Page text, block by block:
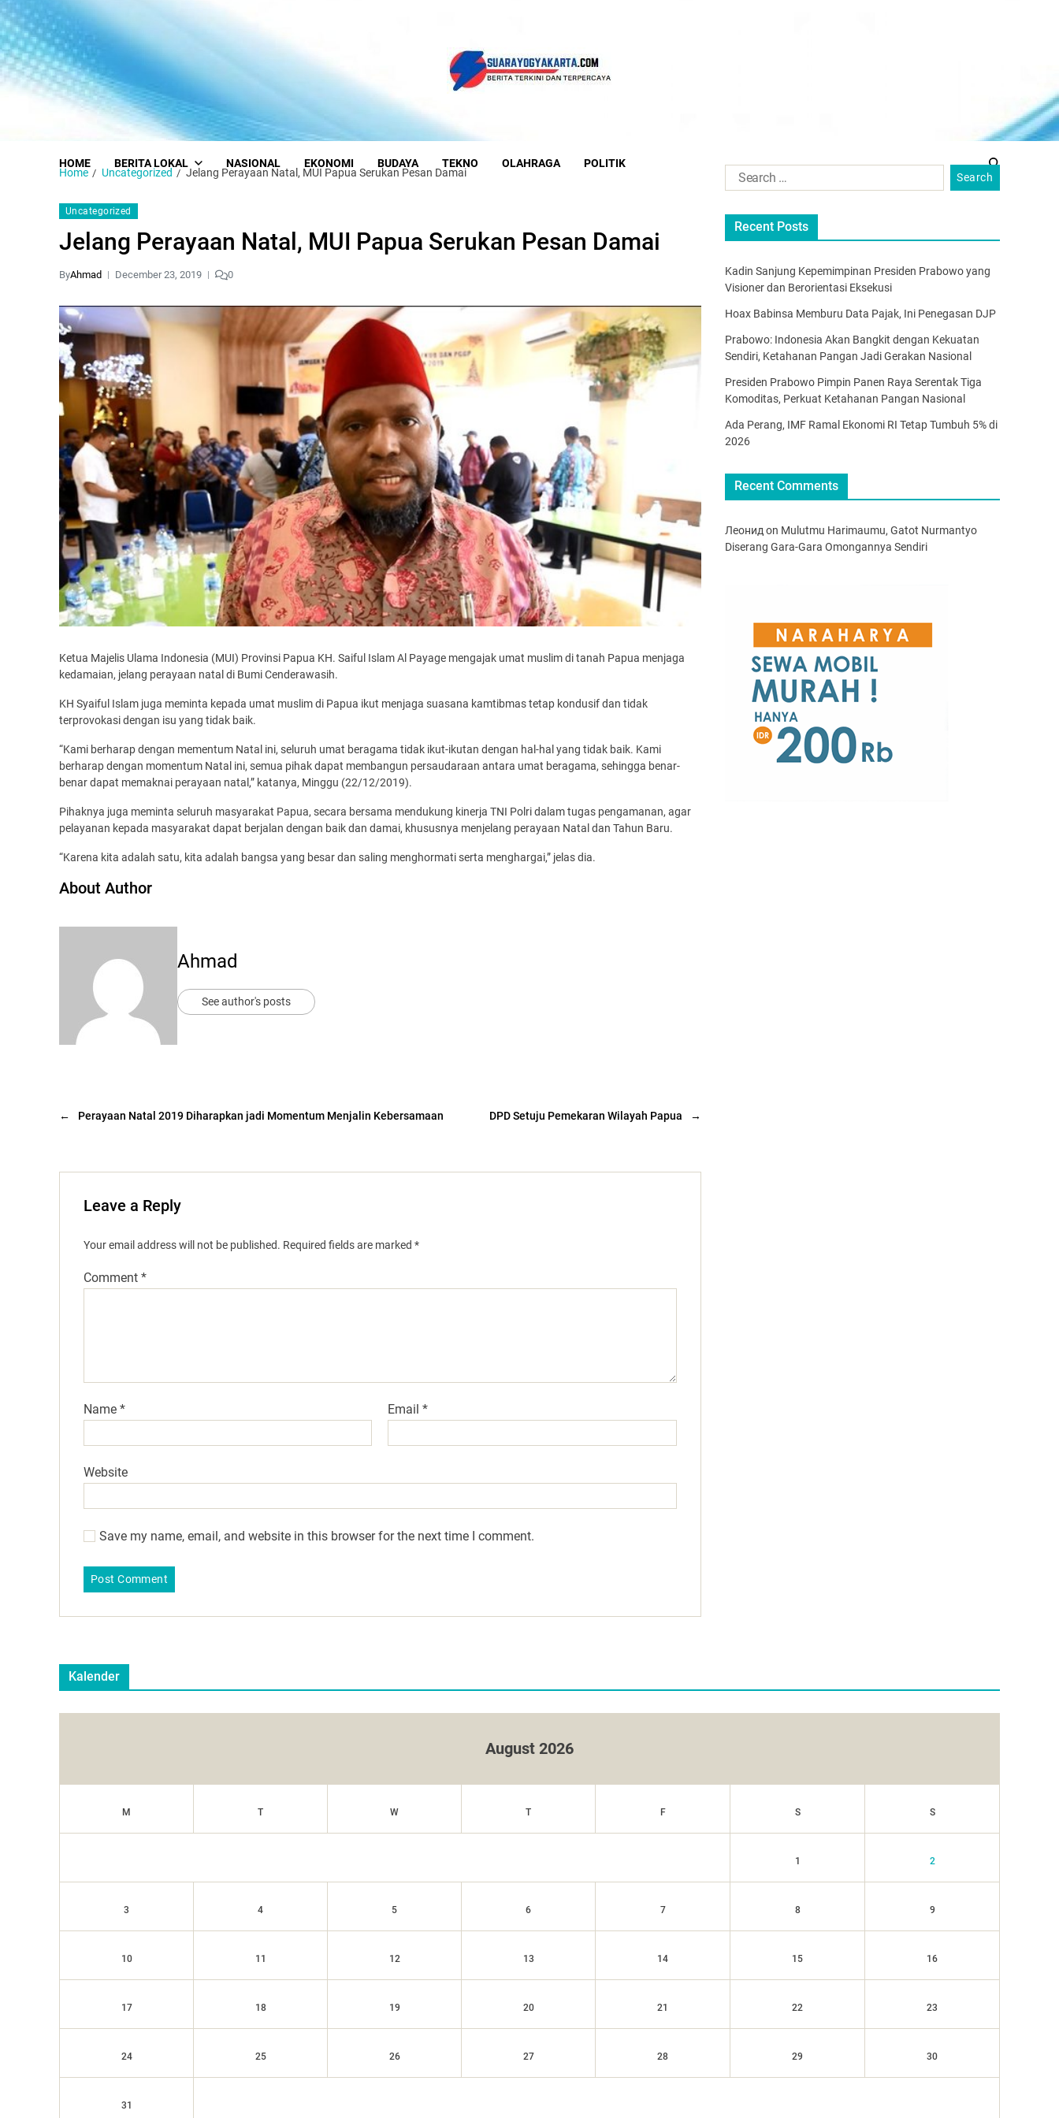
HOME BERITA LOKAL NASIONAL EKONOMI BUDAYA TEKNO OLAHRAGA POLITIK
Home Uncategorized Jelang Perayaan Natal, MUI Papua Serukan Pesan Damai
Uncategorized
Jelang Perayaan Natal, MUI Papua Serukan Pesan Damai
ByAhmad December 23, 2019 0
Ketua Majelis Ulama Indonesia (MUI) Provinsi Papua KH. Saiful Islam Al Payage mengajak umat muslim di tanah Papua menjaga
kedamaian, jelang perayaan natal di Bumi Cenderawasih.
KH Syaiful Islam juga meminta kepada umat muslim di Papua ikut menjaga suasana kamtibmas tetap kondusif dan tidak
terprovokasi dengan isu yang tidak baik.
“Kami berharap dengan mementum Natal ini, seluruh umat beragama tidak ikut-ikutan dengan hal-hal yang tidak baik. Kami
berharap dengan momentum Natal ini, semua pihak dapat membangun persaudaraan antara umat beragama, sehingga benar-
benar dapat memaknai perayaan natal,” katanya, Minggu (22/12/2019).
Pihaknya juga meminta seluruh masyarakat Papua, secara bersama mendukung kinerja TNI Polri dalam tugas pengamanan, agar
pelayanan kepada masyarakat dapat berjalan dengan baik dan damai, khususnya menjelang perayaan Natal dan Tahun Baru.
“Karena kita adalah satu, kita adalah bangsa yang besar dan saling menghormati serta menghargai,” jelas dia.
About Author
Ahmad
See author's posts
← Perayaan Natal 2019 Diharapkan jadi Momentum Menjalin Kebersamaan →
DPD Setuju Pemekaran Wilayah Papua
Leave a Reply
Your email address will not be published. Required fields are marked *
Comment *
Name * Email*
Website
Save my name, email, and website in this browser for the next time I comment.
Recent Posts
Kadin Sanjung Kepemimpinan Presiden Prabowo yang
Visioner dan Berorientasi Eksekusi
Hoax Babinsa Memburu Data Pajak, Ini Penegasan DJP
Prabowo: Indonesia Akan Bangkit dengan Kekuatan
Sendiri, Ketahanan Pangan Jadi Gerakan Nasional
Presiden Prabowo Pimpin Panen Raya Serentak Tiga
Komoditas, Perkuat Ketahanan Pangan Nasional
Ada Perang, IMF Ramal Ekonomi RI Tetap Tumbuh 5% di
2026
Recent Comments
Леонид on Mulutmu Harimaumu, Gatot Nurmantyo
Diserang Gara-Gara Omongannya Sendiri
Kalender
August 2026
M T W T F S S
1 2
3 4 5 6 7 8 9
10 11 12 13 14 15 16
17 18 19 20 21 22 23
24 25 26 27 28 29 30
31